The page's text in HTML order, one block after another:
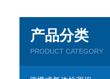
产品分类
PRODUCT CATEGORY